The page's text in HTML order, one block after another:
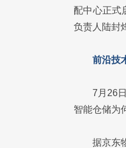
配中心正式
负责人陆封
前沿技
7月26
智能仓储为
据京东